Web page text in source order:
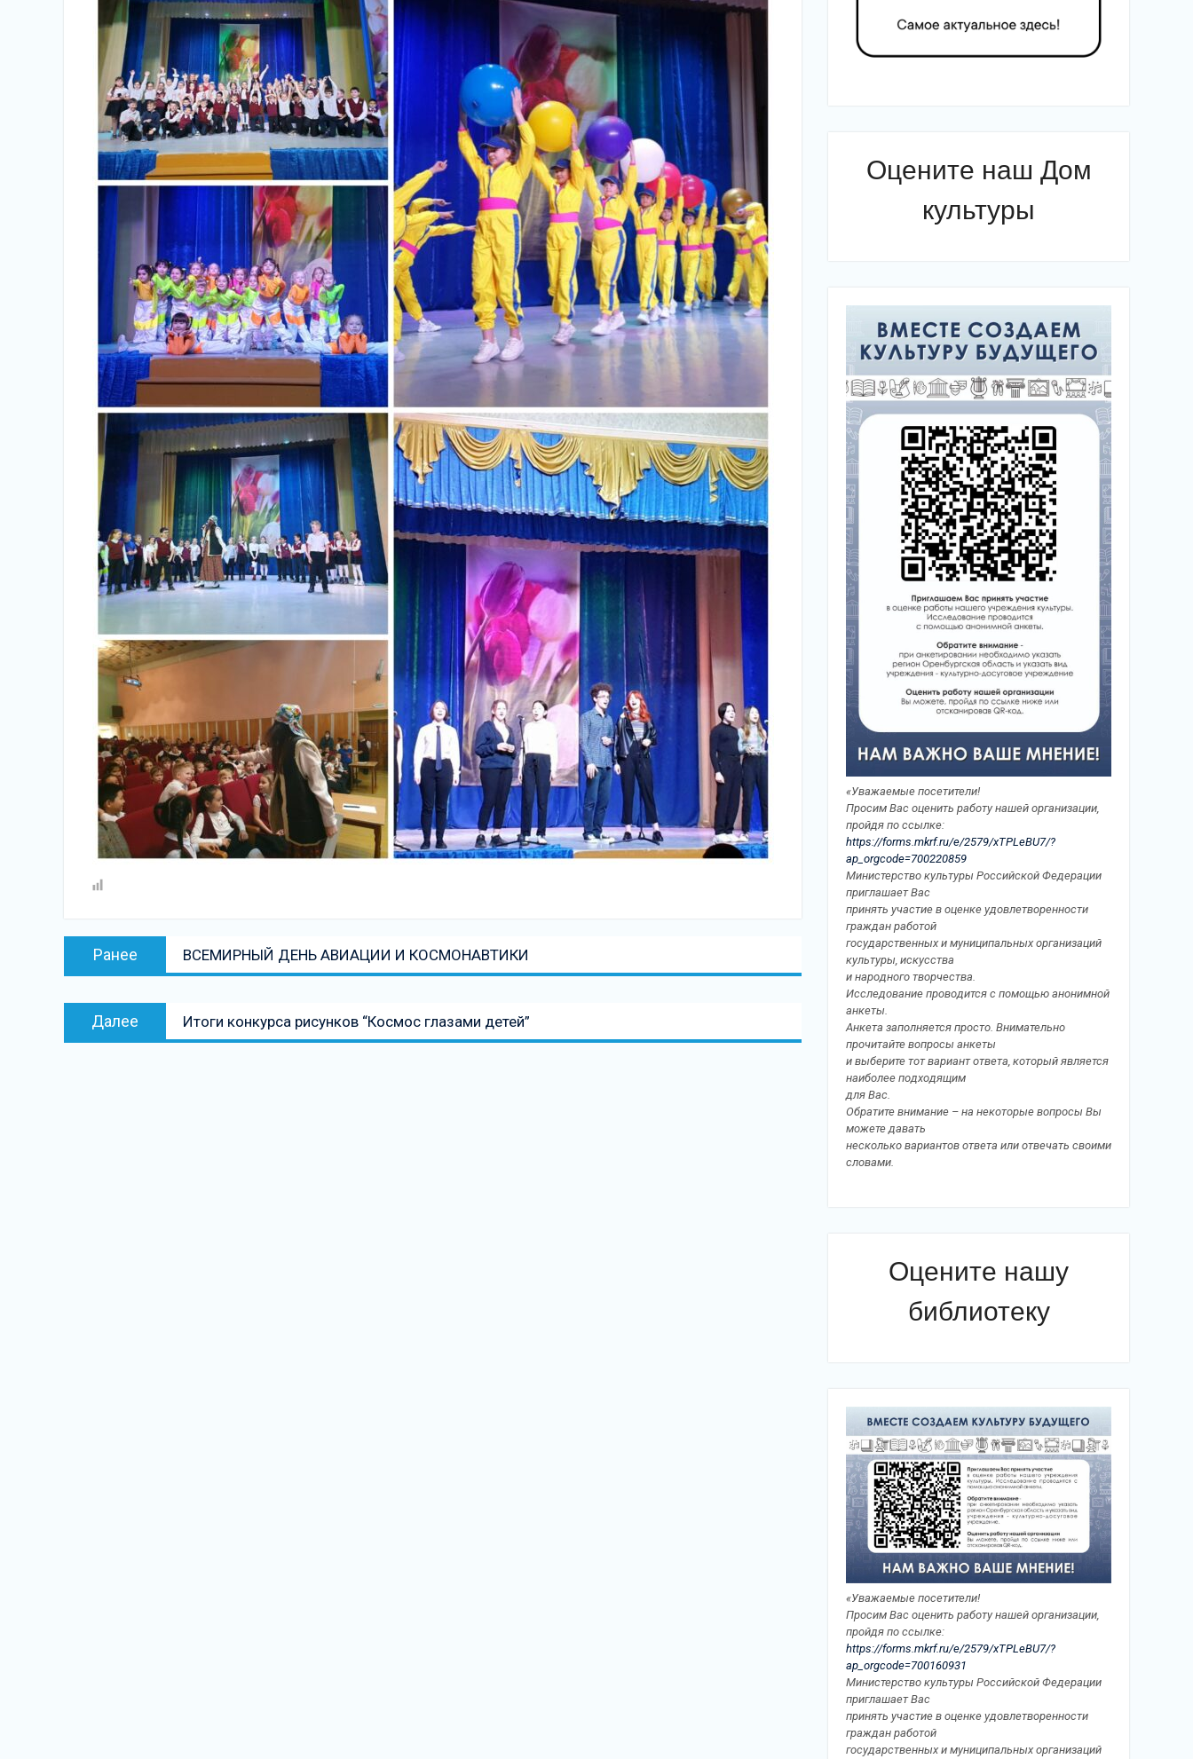
Навигация
Ранее
запись:
ВСЕМИРНЫЙ ДЕНЬ АВИАЦИИ И КОСМОНАВТИКИ
Далее
запись
Итоги конкурса рисунков “Космос глазами детей”
Оцените наш Дом
культуры
«Уважаемые посетители!
Просим Вас оценить работу нашей организации,
пройдя по ссылке:
https://forms.mkrf.ru/e/2579/xTPLeBU7/?
ap_orgcode=700220859
Министерство культуры Российской Федерации
приглашает Вас
принять участие в оценке удовлетворенности
граждан работой
государственных и муниципальных организаций
культуры, искусства
и народного творчества.
Исследование проводится с помощью анонимной
анкеты.
Анкета заполняется просто. Внимательно
прочитайте вопросы анкеты
и выберите тот вариант ответа, который является
наиболее подходящим
для Вас.
Обратите внимание – на некоторые вопросы Вы
можете давать
несколько вариантов ответа или отвечать своими
словами.
Оцените нашу
библиотеку
«Уважаемые посетители!
Просим Вас оценить работу нашей организации,
пройдя по ссылке:
https://forms.mkrf.ru/e/2579/xTPLeBU7/?
ap_orgcode=700160931
Министерство культуры Российской Федерации
приглашает Вас
принять участие в оценке удовлетворенности
граждан работой
государственных и муниципальных организаций